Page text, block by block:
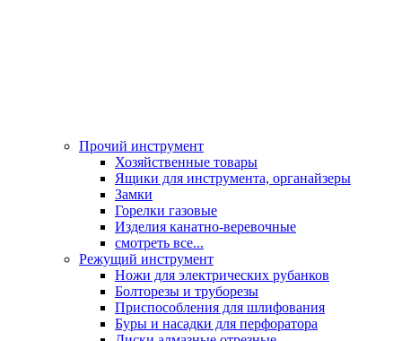
Прочий инструмент
Хозяйственные товары
Ящики для инструмента, органайзеры
Замки
Горелки газовые
Изделия канатно-веревочные
смотреть все...
Режущий инструмент
Ножи для электрических рубанков
Болторезы и труборезы
Приспособления для шлифования
Буры и насадки для перфоратора